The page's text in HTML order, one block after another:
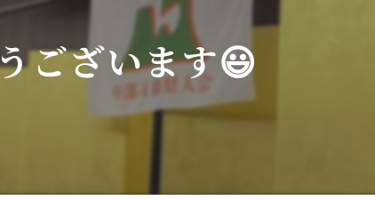
ございます😃